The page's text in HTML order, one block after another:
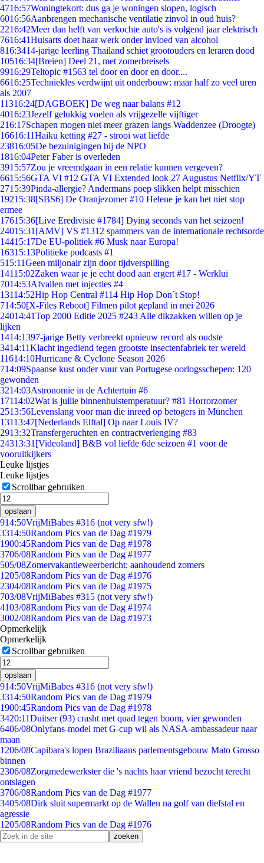
4716:57Woningtekort: dus ga je woningen slopen, logisch
6016:56Aanbrengen mechanische ventilatie zinvol in oud huis?
2216:42Meer dan helft van verkochte auto's is volgend jaar elektrisch
7616:41Huisarts doet haar werk onder invloed van alcohol
816:3414-jarige leerling Thailand schiet grootouders en leraren dood
10516:34[Breien] Deel 21, met zomerbreisels
9916:29Teltopic #1563 tel door en door en door....
6616:25Techniekles verdwijnt uit onderbouw: maar half zo veel uren
als 2007
11316:24[DAGBOEK] De weg naar balans #12
4016:23Jezelf gelukkig voelen als vrijgezelle vijftiger
216:17Schapen mogen niet meer grazen langs Waddenzee (Droogte)
16616:11Haiku ketting #27 - strooi wat liefde
23816:05De bezuinigingen bij de NPO
1816:04Peter Faber is overleden
3915:57Zou je vreemdgaan in een relatie kunnen vergeven?
6615:56GTA VI #12 GTA VI Extended look 27 Augustus Netflix/YT
2715:39Pinda-allergie? Andermans poep slikken helpt misschien
19215:38[SBS6] De Oranjezomer #10 Helene je kan het niet stop
ermee
17615:36[Live Eredivisie #1784] Dying seconds van het seizoen!
24015:31 [AMV] VS #1312 spammers van de internationale rechtsorde
14415:17De EU-politiek #6 Musk naar Europa!
16315:13Politieke podcasts #1
515:11Geen miljonair zijn door tijdverspilling
14115:02Zaken waar je je echt dood aan ergert #17 - Werklui
7014:53Afvallen met injecties #4
13114:52Hip Hop Central #114 Hip Hop Don´t Stop!
714:50[X-Files Reboot] Filmen pilot gepland in mei 2026
24014:41Top 2000 Editie 2025 #243 Alle dikzakken willen op je
lijken
1414:1397-jarige Betty verbreekt opnieuw record als oudste
3414:11Klacht ingediend tegen grootste insectenfabriek ter wereld
11614:10Hurricane & Cyclone Season 2026
714:09Spaanse kust onder vuur van Portugese oorlogsschepen: 120
gewonden
3214:03Astronomie in de Achtertuin #6
17114:02Wat is jullie binnenhuistemperatuur? #81 Horrorzomer
2513:56Levenslang voor man die inreed op betogers in München
13113:47[Nederlands Elftal] Op naar Louis IV?
2913:32Transfergeruchten en contractverlenging #83
24313:31 [Videoland] B&B vol liefde 6de seizoen #1 voor de
vooruitkijkers
Leuke lijstjes
Leuke lijstjes
Scrollbar gebruiken
opslaan
914:50VrijMiBabes #316 (not very sfw!)
3314:50Random Pics van de Dag #1979
1900:45Random Pics van de Dag #1978
3706/08Random Pics van de Dag #1977
505/08Zomervakantieweerbericht: aanhoudend zomers
1205/08Random Pics van de Dag #1976
2304/08Random Pics van de Dag #1975
703/08VrijMiBabes #315 (not very sfw!)
4103/08Random Pics van de Dag #1974
3002/08Random Pics van de Dag #1973
Opmerkelijk
Opmerkelijk
Scrollbar gebruiken
opslaan
914:50VrijMiBabes #316 (not very sfw!)
3314:50Random Pics van de Dag #1979
1900:45Random Pics van de Dag #1978
3420:11Duitser (93) crasht met quad tegen boom, vier gewonden
6406/08Onlyfans-model met G-cup wil als NASA-ambassadeur naar
maan
1206/08Capibara's lopen Braziliaans parlementsgebouw Mato Grosso
binnen
2306/08Zorgmedewerkster die 's nachts haar vriend bezocht terecht
ontslagen
3706/08Random Pics van de Dag #1977
3405/08Dirk sluit supermarkt op de Wallen na golf van diefstal en
agressie
1205/08Random Pics van de Dag #1976